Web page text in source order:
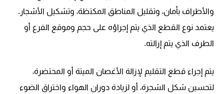
والأطراف بأمان، وتقليل المناطق المكتظة، وتشكيل الأشجار.
يعتمد نوع القطع الذي يتم إجراؤه على حجم وموقع الفرع أو
الطرف الذي يتم إزالته.
يتم إجراء قطع التقليم لإزالة الأغصان الميتة أو المحتضرة،
لتحسين شكل الشجرة، أو لزيادة دوران الهواء واختراق الضوء